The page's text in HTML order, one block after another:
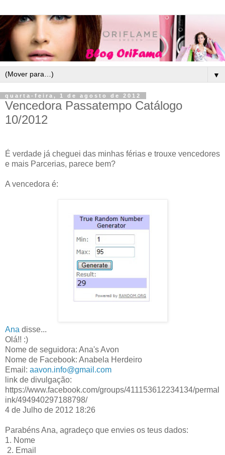
▼
quarta-feira, 1 de agosto de 2012
Vencedora Passatempo Catálogo
10/2012
É verdade já cheguei das minhas férias e trouxe vencedores
e mais Parcerias, parece bem?
A vencedora é:
Ana disse...
Olá!! :)
Nome de seguidora: Ana's Avon
Nome de Facebook: Anabela Herdeiro
Email: aavon.info@gmail.com
link de divulgação:
https://www.facebook.com/groups/411153612234134/permal
ink/494940297188798/
4 de Julho de 2012 18:26
Parabéns Ana, agradeço que envies os teus dados:
1. Nome
2. Email